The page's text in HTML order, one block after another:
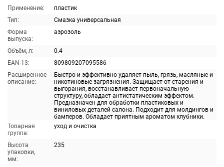
Применение:
пластик
Тип:
Смазка универсальная
Форма
выпуска:
аэрозоль
Объём, л:
0.4
EAN-13:
809809207095586
Расширенное
описание:
Быстро и эффективно удаляет пыль, грязь, масляные и
никотиновые загрязнения. Защищает от старения и
выгорания, восстанавливает первоначальную
структуру, обладает антистатическим эффектом.
Предназначен для обработки пластиковых и
виниловых деталей салона. Подходит для молдингов и
бамперов. Обладает приятным ароматом клубники.
Товарная
группа:
уход и очистка
Высота
упаковки,
мм:
235